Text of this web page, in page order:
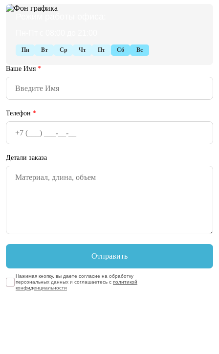
Ваше Имя *
Телефон *
Детали заказа
Нажимая кнопку, вы даете согласие на обработку
персональных данных и соглашаетесь с политикой
конфиденциальности
Пн Вт Ср Чт Пт Сб Вс